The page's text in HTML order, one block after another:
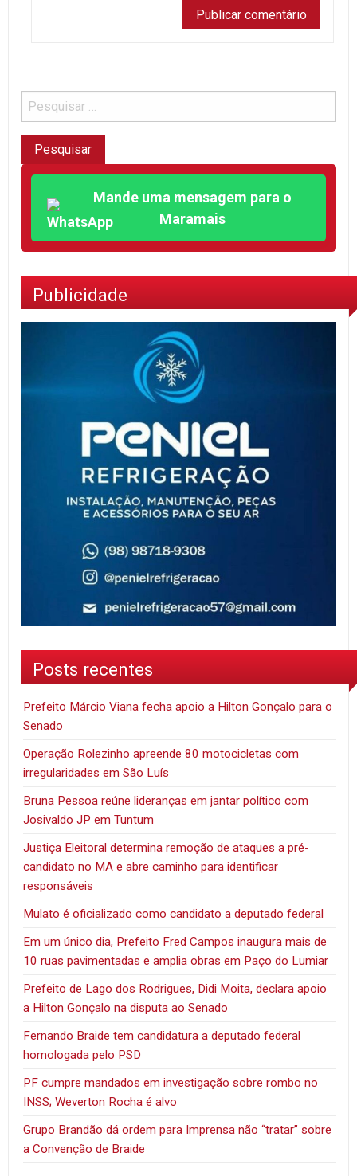
Mande uma mensagem para o
Maramais
Publicidade
Posts recentes
Prefeito Márcio Viana fecha apoio a Hilton Gonçalo para o
Senado
Operação Rolezinho apreende 80 motocicletas com
irregularidades em São Luís
Bruna Pessoa reúne lideranças em jantar político com
Josivaldo JP em Tuntum
Justiça Eleitoral determina remoção de ataques a pré-
candidato no MA e abre caminho para identificar
responsáveis
Mulato é oficializado como candidato a deputado federal
Em um único dia, Prefeito Fred Campos inaugura mais de
10 ruas pavimentadas e amplia obras em Paço do Lumiar
Prefeito de Lago dos Rodrigues, Didi Moita, declara apoio
a Hilton Gonçalo na disputa ao Senado
Fernando Braide tem candidatura a deputado federal
homologada pelo PSD
PF cumpre mandados em investigação sobre rombo no
INSS; Weverton Rocha é alvo
Grupo Brandão dá ordem para Imprensa não “tratar” sobre
a Convenção de Braide